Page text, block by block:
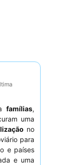
afamílias,
uma
no
para
e países
e uma